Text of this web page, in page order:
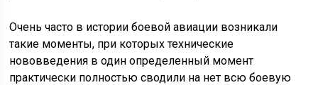
Очень часто в истории боевой авиации возникали
такие моменты, при которых технические
нововведения в один определенный момент
практически полностью сводили на нет всю боевую